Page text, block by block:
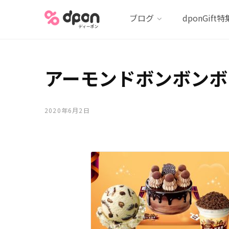
ブログ dponGift特
アーモンドボンボン
2020年6月2日